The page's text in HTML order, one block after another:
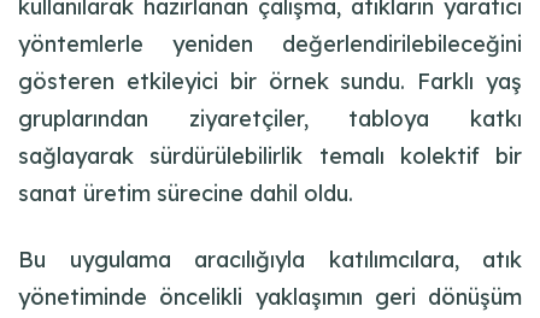
kullanılarak hazırlanan çalışma, atıkların yaratıcı
yöntemlerle yeniden değerlendirilebileceğini
gösteren etkileyici bir örnek sundu. Farklı yaş
gruplarından ziyaretçiler, tabloya katkı
sağlayarak sürdürülebilirlik temalı kolektif bir
sanat üretim sürecine dahil oldu.
Bu uygulama aracılığıyla katılımcılara, atık
yönetiminde öncelikli yaklaşımın geri dönüşüm